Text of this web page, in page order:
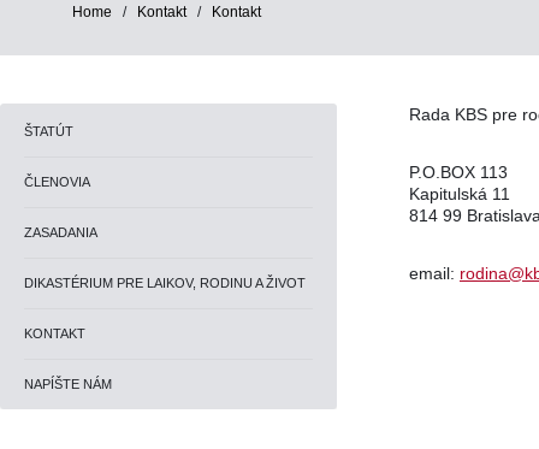
Home / Kontakt/ Kontakt
ŠTATÚT
ČLENOVIA
ZASADANIA
DIKASTÉRIUM PRE LAIKOV, RODINU A ŽIVOT
KONTAKT
NAPÍŠTE NÁM
Rada KBS pre
P.O.BOX 113
Kapitulská 11
814 99
email: